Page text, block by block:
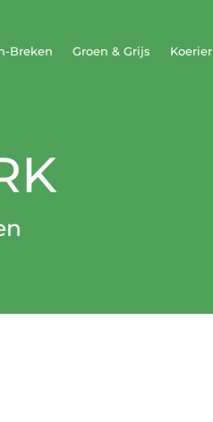
Breken Groen & Grijs Koerier